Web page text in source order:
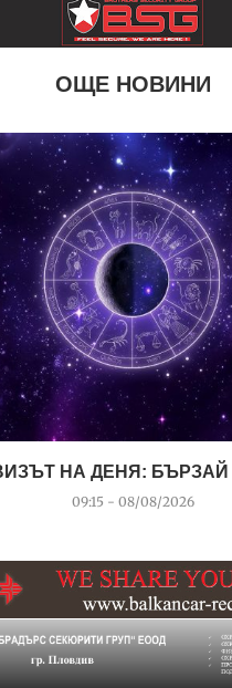
ОЩЕ НОВИНИ
НА ДЕНЯ:
09:15 - 08/08/2026